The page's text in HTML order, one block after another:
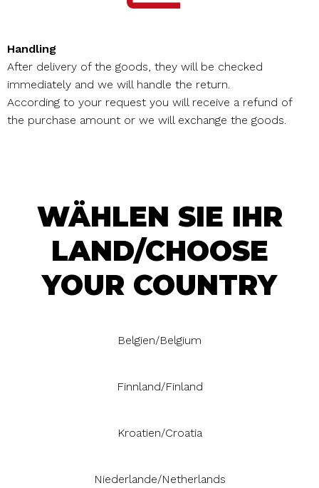
Handling
After delivery of the goods, they will be checked
immediately and we will handle the return.
According to your request you will receive a refund of
the purchase amount or we will exchange the goods.
WÄHLEN SIE IHR
LAND/CHOOSE
YOUR COUNTRY
Belgien/Belgium
Finnland/Finland
Kroatien/Croatia
Niederlande/Netherlands